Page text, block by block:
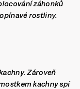
záhonků
rostliny.
Zároveň
kachny spí